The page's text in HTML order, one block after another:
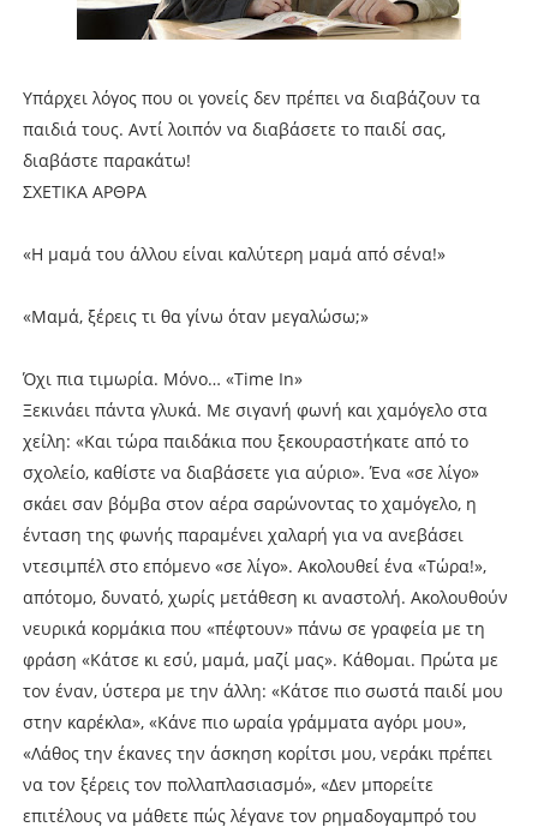
Υπάρχει λόγος που οι γονείς δεν πρέπει να διαβάζουν τα
παιδιά τους. Αντί λοιπόν να διαβάσετε το παιδί σας,
διαβάστε παρακάτω!
ΣΧΕΤΙΚΑ ΑΡΘΡΑ
«Η μαμά του άλλου είναι καλύτερη μαμά από σένα!»
«Μαμά, ξέρεις τι θα γίνω όταν μεγαλώσω;»
Όχι πια τιμωρία. Μόνο… «Time In»
Ξεκινάει πάντα γλυκά. Με σιγανή φωνή και χαμόγελο στα
χείλη: «Και τώρα παιδάκια που ξεκουραστήκατε από το
σχολείο, καθίστε να διαβάσετε για αύριο». Ένα «σε λίγο»
σκάει σαν βόμβα στον αέρα σαρώνοντας το χαμόγελο, η
ένταση της φωνής παραμένει χαλαρή για να ανεβάσει
ντεσιμπέλ στο επόμενο «σε λίγο». Ακολουθεί ένα «Τώρα!»,
απότομο, δυνατό, χωρίς μετάθεση κι αναστολή. Ακολουθούν
νευρικά κορμάκια που «πέφτουν» πάνω σε γραφεία με τη
φράση «Κάτσε κι εσύ, μαμά, μαζί μας». Κάθομαι. Πρώτα με
τον έναν, ύστερα με την άλλη: «Κάτσε πιο σωστά παιδί μου
στην καρέκλα», «Κάνε πιο ωραία γράμματα αγόρι μου»,
«Λάθος την έκανες την άσκηση κορίτσι μου, νεράκι πρέπει
να τον ξέρεις τον πολλαπλασιασμό», «Δεν μπορείτε
επιτέλους να μάθετε πώς λέγανε τον ρημαδογαμπρό του